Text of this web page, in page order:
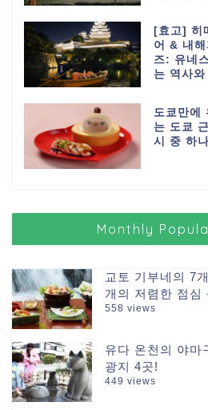
[효고] 히
어 & 내
즈: 유네
는 역사와
도쿄만
는 도쿄
시 중 하
Monthly
교토 기부네의 7
개의 저렴한 점심
558 views
유다 온천의 야마
광지 4곳!
449 views